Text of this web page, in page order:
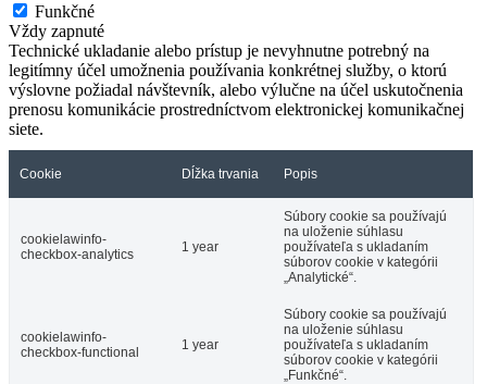
Funkčné
Vždy zapnuté
Technické ukladanie alebo prístup je nevyhnutne potrebný na
legitímny účel umožnenia používania konkrétnej služby, o ktorú
výslovne požiadal návštevník, alebo výlučne na účel uskutočnenia
prenosu komunikácie prostredníctvom elektronickej komunikačnej
siete.
Cookie Dĺžka trvania Popis
cookielawinfo-
checkbox-analytics
1 year
Súbory cookie sa používajú
na uloženie súhlasu
používateľa s ukladaním
súborov cookie v kategórii
„Analytické“.
cookielawinfo-
checkbox-functional
1 year
Súbory cookie sa používajú
na uloženie súhlasu
používateľa s ukladaním
súborov cookie v kategórii
„Funkčné“.